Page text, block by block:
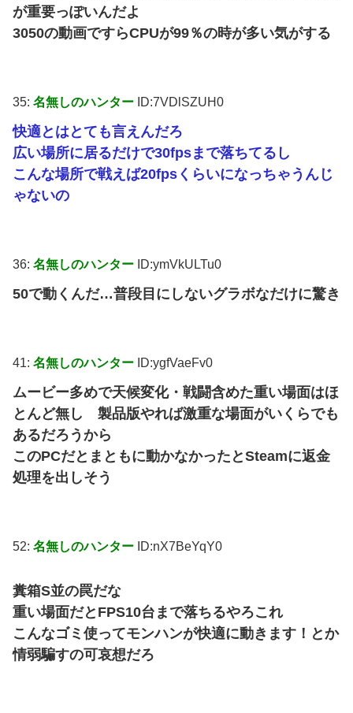
が重要っぽいんだよ
3050の動画ですらCPUが99％の時が多い気がする
35: 名無しのハンター ID:7VDlSZUH0
快適とはとても言えんだろ
広い場所に居るだけで30fpsまで落ちてるし
こんな場所で戦えば20fpsくらいになっちゃうんじ
ゃないの
36: 名無しのハンター ID:ymVkULTu0
50で動くんだ…普段目にしないグラボなだけに驚き
41: 名無しのハンター ID:ygfVaeFv0
ムービー多めで天候変化・戦闘含めた重い場面はほ
とんど無し 製品版やれば激重な場面がいくらでも
あるだろうから
このPCだとまともに動かなかったとSteamに返金
処理を出しそう
52: 名無しのハンター ID:nX7BeYqY0
糞箱S並の罠だな
重い場面だとFPS10台まで落ちるやろこれ
こんなゴミ使ってモンハンが快適に動きます！とか
情弱騙すの可哀想だろ